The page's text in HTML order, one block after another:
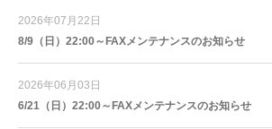
2026年07月22日
8/9（日）22:00～FAXメンテナンスのお知らせ
2026年06月03日
6/21（日）22:00～FAXメンテナンスのお知らせ